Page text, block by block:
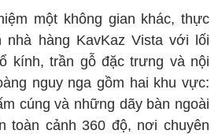
một không gian khác, thực
nhà hàng KavKaz Vista với lối
kính, trần gỗ đặc trưng và nội
nguy nga gồm hai khu vực:
cúng và những dãy bàn ngoài
toàn cảnh 360 độ, nơi chuyên